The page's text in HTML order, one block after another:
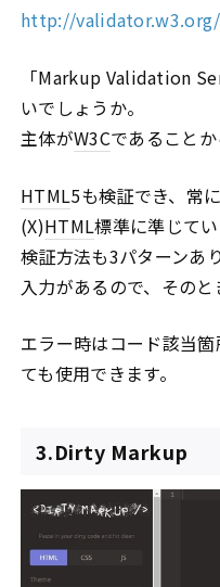
http://validator.w3.org/
「Markup Validation
いでしょうか。
主体がW3Cであること
HTML5も検証でき、常
(X)HTML標準に準じて
検証方法も3パターンあり
入力があるので、その
エラー時はコード該当
ても使用できます。
3.Dirty Markup